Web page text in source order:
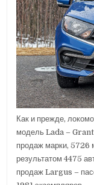
Как и прежде,
модель Lada –
продаж марки, 5726
результатом 4475
продаж Largus –